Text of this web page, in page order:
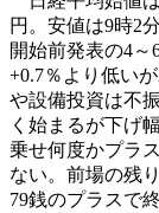
円。安値は9時2
開始前発表の4
+0.7％より低い
や設備投資は不
く始まるが下げ
乗せ何度かプラ
ない。前場の残
79銭のプラスで